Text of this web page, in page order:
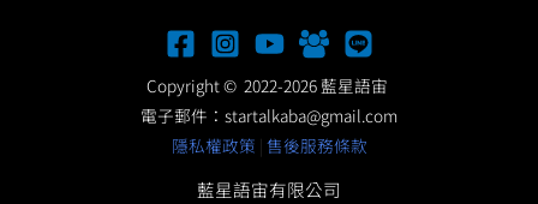
Copyright © 2022-2026 藍星語宙
電子郵件： startalkaba@gmail.com
隱私權政策 | 售後服務條款
藍星語宙有限公司